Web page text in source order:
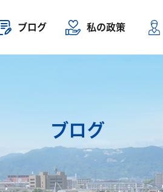
ブログ 私の政策
ブログ